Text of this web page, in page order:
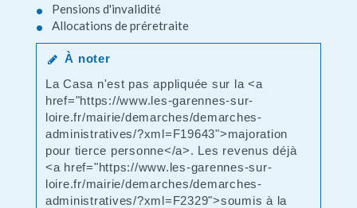
Pensions d'invalidité
Allocations de préretraite
À noter
La Casa n'est pas appliquée sur la <a
href="https://www.les-garennes-sur-
loire.fr/mairie/demarches/demarches-
administratives/?xml=F19643">majoration
pour tierce personne</a>. Les revenus déjà
<a href="https://www.les-garennes-sur-
loire.fr/mairie/demarches/demarches-
administratives/?xml=F2329">soumis à la